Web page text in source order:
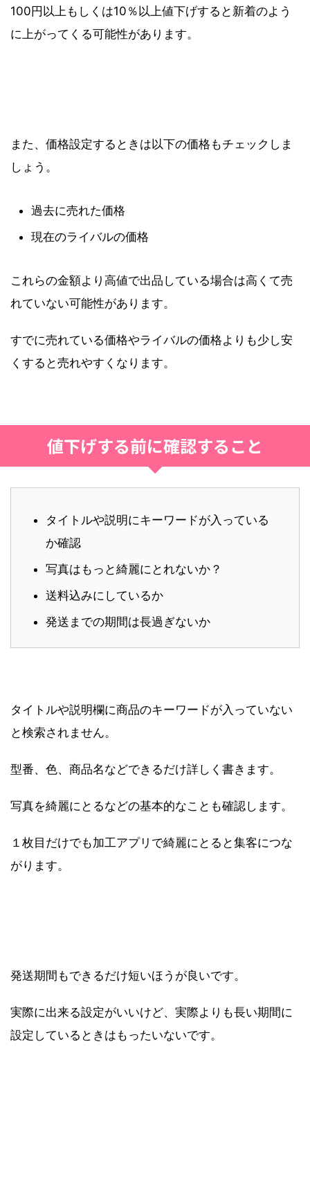
100円以上もしくは10％以上値下げすると新着のよう
に上がってくる可能性があります。
また、価格設定するときは以下の価格もチェックしま
しょう。
過去に売れた価格
現在のライバルの価格
これらの金額より高値で出品している場合は高くて売
れていない可能性があります。
すでに売れている価格やライバルの価格よりも少し安
くすると売れやすくなります。
値下げする前に確認すること
タイトルや説明にキーワードが入っている
か確認
写真はもっと綺麗にとれないか？
送料込みにしているか
発送までの期間は長過ぎないか
タイトルや説明欄に商品のキーワードが入っていない
と検索されません。
型番、色、商品名などできるだけ詳しく書きます。
写真を綺麗にとるなどの基本的なことも確認します。
１枚目だけでも加工アプリで綺麗にとると集客につな
がります。
発送期間もできるだけ短いほうが良いです。
実際に出来る設定がいいけど、実際よりも長い期間に
設定しているときはもったいないです。